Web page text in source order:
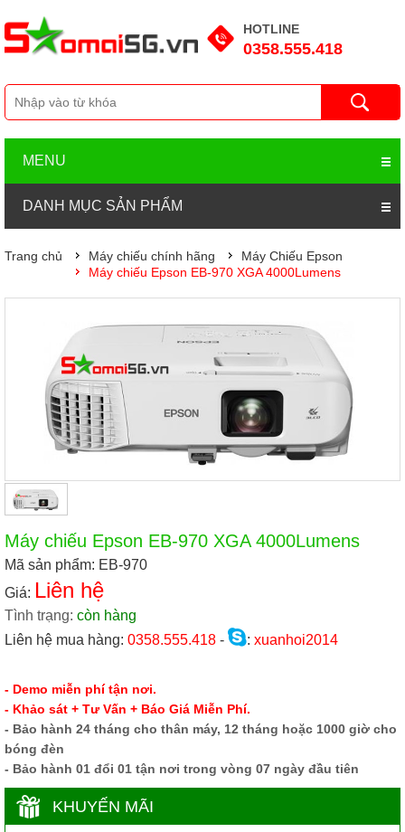
HOTLINE
0358.555.418
MENU
DANH MỤC SẢN PHẨM
Trang chủ Máy chiếu chính hãng
Máy Chiếu Epson
Máy chiếu Epson EB-970 XGA 4000Lumens
Máy chiếu Epson EB-970 XGA 4000Lumens
Mã sản phẩm: EB-970
Giá: Liên hệ
Tình trạng: còn hàng
Liên hệ mua hàng: 0358.555.418 - : xuanhoi2014
- Demo miễn phí tận nơi.
- Khảo sát + Tư Vấn + Báo Giá Miễn Phí.
- Bảo hành 24 tháng cho thân máy, 12 tháng hoặc 1000 giờ cho
bóng đèn
- Bảo hành 01 đổi 01 tận nơi trong vòng 07 ngày đầu tiên
KHUYẾN MÃI